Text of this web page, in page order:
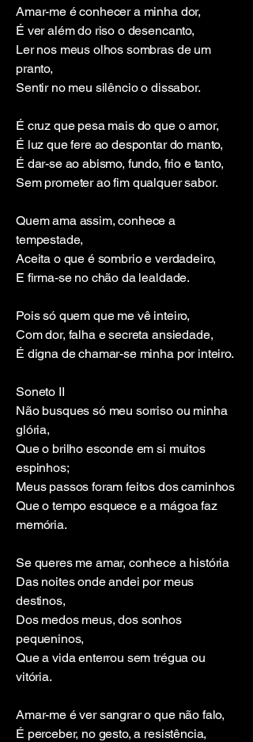
Amar-me é conhecer a minha dor,
É ver além do riso o desencanto,
Ler nos meus olhos sombras de um
pranto,
Sentir no meu silêncio o dissabor.
É cruz que pesa mais do que o amor,
É luz que fere ao despontar do manto,
É dar-se ao abismo, fundo, frio e tanto,
Sem prometer ao fim qualquer sabor.
Quem ama assim, conhece a
tempestade,
Aceita o que é sombrio e verdadeiro,
E firma-se no chão da lealdade.
Pois só quem que me vê inteiro,
Com dor, falha e secreta ansiedade,
É digna de chamar-se minha por inteiro.
Soneto II
Não busques só meu sorriso ou minha
glória,
Que o brilho esconde em si muitos
espinhos;
Meus passos foram feitos dos caminhos
Que o tempo esquece e a mágoa faz
memória.
Se queres me amar, conhece a história
Das noites onde andei por meus
destinos,
Dos medos meus, dos sonhos
pequeninos,
Que a vida enterrou sem trégua ou
vitória.
Amar-me é ver sangrar o que não falo,
É perceber, no gesto, a resistência,